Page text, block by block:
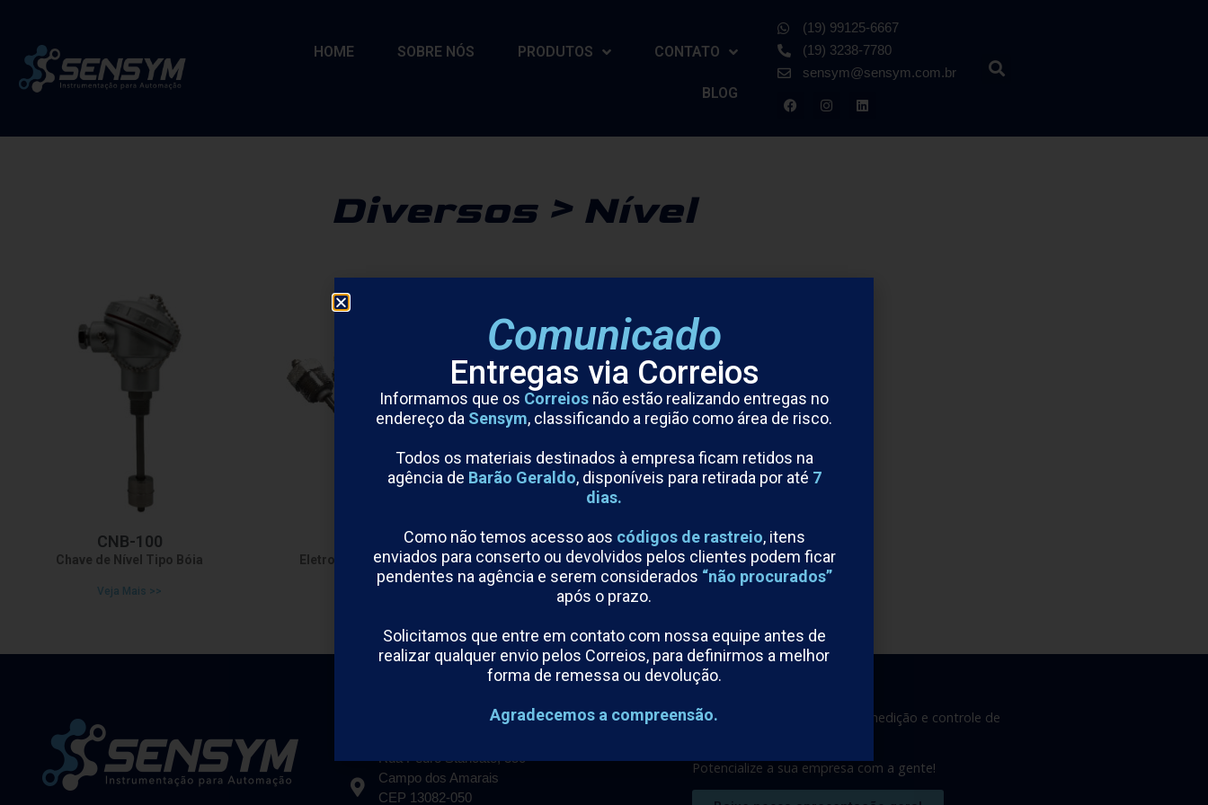
HOME SOBRE NÓS PRODUTOS CONTATO
BLOG
(19) 99125-6667
(19) 3238-7780
sensym@sensym.com.br
Diversos > Nível
CNB-100
Chave de Nível Tipo Bóia
Veja Mais >>
ENH-100
Eletrodo de Nível Tipo Haste
Rua Pedro Stancato, 350
Campo dos Amarais
CEP 13082-050
Fabricamos instrumentos de medição e controle de
Potencialize a sua empresa com a gente!
Comunicado
Entregas via Correios
Informamos que os Correios não estão realizando entregas no
endereço da Sensym, classificando a região como área de risco.
Todos os materiais destinados à empresa ficam retidos na
agência de Barão Geraldo, disponíveis para retirada por até 7
dias.
Como não temos acesso aos códigos de rastreio, itens
enviados para conserto ou devolvidos pelos clientes podem ficar
pendentes na agência e serem considerados “não procurados”
após o prazo.
Solicitamos que entre em contato com nossa equipe antes de
realizar qualquer envio pelos Correios, para definirmos a melhor
forma de remessa ou devolução.
Agradecemos a compreensão.